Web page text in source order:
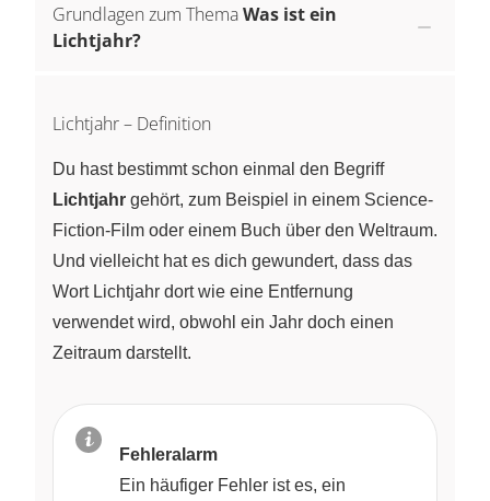
Grundlagen zum ThemaWas ist ein
Lichtjahr?
Lichtjahr – Definition
Du hast bestimmt schon einmal den Begriff
Lichtjahr gehört, zum Beispiel in einem Science-
Fiction-Film oder einem Buch über den Weltraum.
Und vielleicht hat es dich gewundert, dass das
Wort Lichtjahr dort wie eine Entfernung
verwendet wird, obwohl ein Jahr doch einen
Zeitraum darstellt.
Fehleralarm
Ein häufiger Fehler ist es, ein